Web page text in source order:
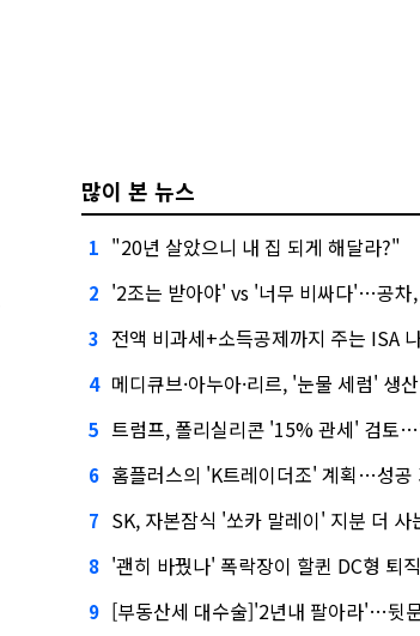
많이 본 뉴스
1 "20년 살았으니 내 집 되게 해달라?"
2 '2조는 받아야' vs '너무 비싸다'…공차, 매각 성공
3 전액 비과세+소득공제까지 주는 ISA
4 메디큐브·아누아·리르, '눈물 세럼' 생산 중단
5 트럼프, 폴리실리콘 '15% 관세' 검토…한화큐셀·OCI
6 홈플러스의 'K트레이더조' 계획…성공 가능성은
7 SK, 자본잠식 '쏘카 말레이' 지분 더 사
8 '괜히 바꿨나' 폭락장이 할퀸 DC형 퇴직연금…전문가
9 [부동산세 대수술]'2년내 팔아라'…뒷문은 열